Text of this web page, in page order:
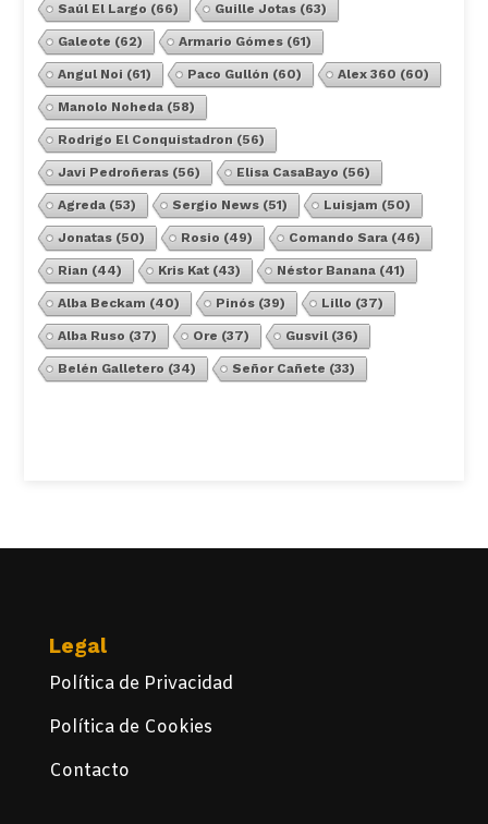
Saúl El Largo (66) Guille Jotas(63)
Galeote (62) Armario Gómes(61)
Angul Noi (61) Paco Gullón (60) Alex 360 (60)
Manolo Noheda(58)
Rodrigo El Conquistadron (56)
Javi Pedroñeras(56) Elisa CasaBayo (56)
Agreda(53) Sergio News(51) Luisjam (50)
Jonatas(50) Rosio (49) Comando Sara(46)
Rian (44) Kris Kat(43) Néstor Banana(41)
Alba Beckam (40) Pinós(39) Lillo (37)
Alba Ruso (37) Ore (37) Gusvil(36)
Belén Galletero (34) Señor Cañete (33)
Legal
Política de Privacidad
Política de Cookies
Contacto